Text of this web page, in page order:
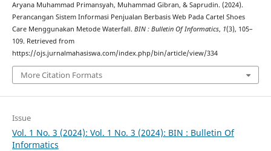
Aryana Muhammad Primansyah, Muhammad Gibran, & Saprudin. (2024).
Perancangan Sistem Informasi Penjualan Berbasis Web Pada Cartel Shoes
Care Menggunakan Metode Waterfall. BIN : Bulletin Of Informatics, 1(3), 105–
109. Retrieved from
https://ojs.jurnalmahasiswa.com/index.php/bin/article/view/334
More Citation Formats
Issue
Vol. 1 No. 3 (2024): Vol. 1 No. 3 (2024): BIN : Bulletin Of
Informatics